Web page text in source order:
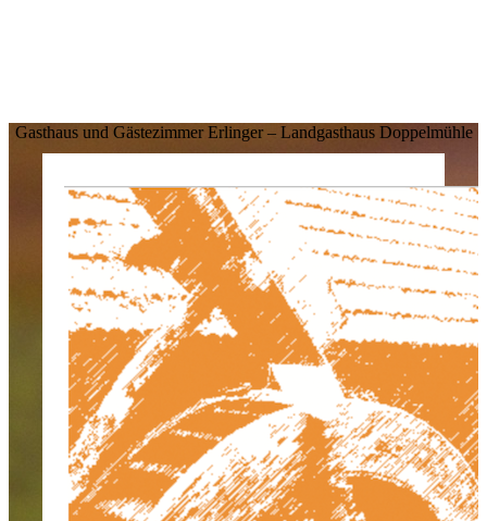
Gasthaus und Gästezimmer Erlinger – Landgasthaus Doppelmühle